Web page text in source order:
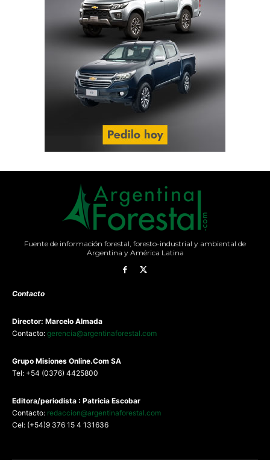
Fuente de información forestal, foresto-industrial y ambiental de
Argentina y América Latina
Contacto
Director: Marcelo Almada
Contacto: gerencia@argentinaforestal.com
Grupo Misiones Online.Com SA
Tel: +54 (0376) 4425800
Editora/periodista : Patricia Escobar
Contacto: redaccion@argentinaforestal.com
Cel: (+54)9 376 15 4 131636